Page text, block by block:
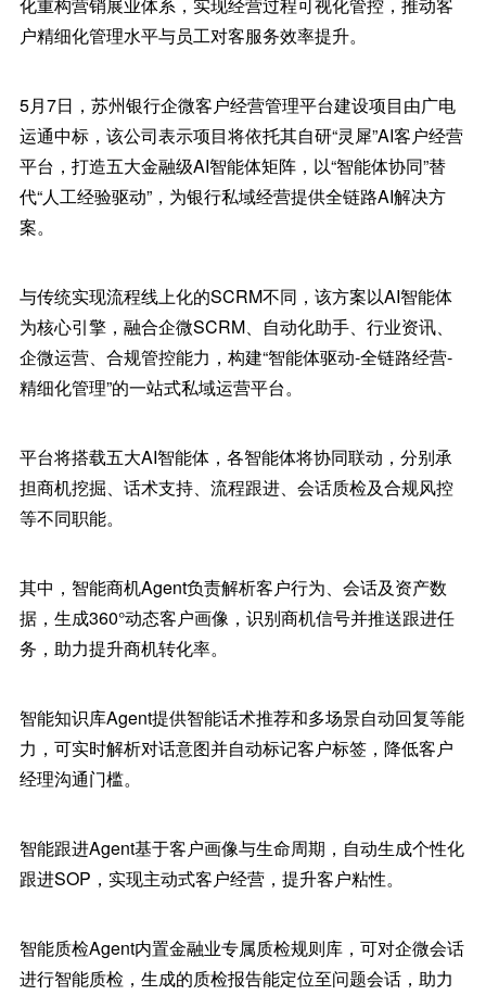
户精细化管理水平与员工对客服务效率提升。
5月7日，苏州银行企微客户经营管理平台建设项目由广电
运通中标，该公司表示项目将依托其自研“灵犀”AI客户经营
平台，打造五大金融级AI智能体矩阵，以“智能体协同”替
代“人工经验驱动”，为银行私域经营提供全链路AI解决方
案。
与传统实现流程线上化的SCRM不同，该方案以AI智能体
为核心引擎，融合企微SCRM、自动化助手、行业资讯、
企微运营、合规管控能力，构建“智能体驱动-全链路经营-
精细化管理”的一站式私域运营平台。
平台将搭载五大AI智能体，各智能体将协同联动，分别承
担商机挖掘、话术支持、流程跟进、会话质检及合规风控
等不同职能。
其中，智能商机Agent负责解析客户行为、会话及资产数
据，生成360°动态客户画像，识别商机信号并推送跟进任
务，助力提升商机转化率。
智能知识库Agent提供智能话术推荐和多场景自动回复等能
力，可实时解析对话意图并自动标记客户标签，降低客户
经理沟通门槛。
智能跟进Agent基于客户画像与生命周期，自动生成个性化
跟进SOP，实现主动式客户经营，提升客户粘性。
智能质检Agent内置金融业专属质检规则库，可对企微会话
进行智能质检，生成的质检报告能定位至问题会话，助力